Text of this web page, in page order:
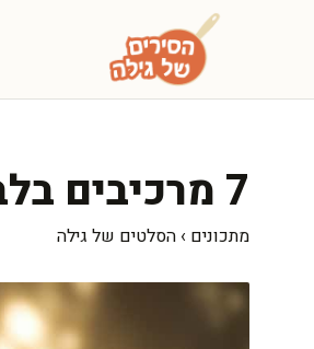
7 מרכיבים בלבד: סלט כרובית משגע ומרענן
מתכונים › הסלטים של גילה